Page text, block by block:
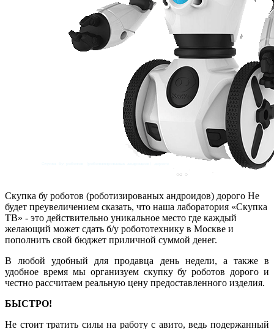
Скупка бу роботов (роботизированых андроидов) дорого Не
будет преувеличением сказать, что наша лаборатория «Скупка
ТВ» - это действительно уникальное место где каждый
желающий может сдать б/у робототехнику в Москве и
пополнить свой бюджет приличной суммой денег.
В любой удобный для продавца день недели, а также в
удобное время мы организуем скупку бу роботов дорого и
честно рассчитаем реальную цену предоставленного изделия.
БЫСТРО!
Не стоит тратить силы на работу с авито, ведь подержанный